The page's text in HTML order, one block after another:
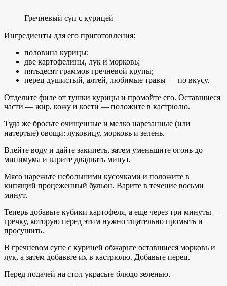
Гречневый суп с курицей
Ингредиенты для его приготовления:
половина курицы;
две картофелины, лук и морковь;
пятьдесят граммов гречневой крупы;
перец душистый, алтей, любимые травы — по вкусу.
Отделите филе от тушки курицы и промойте его. Оставшиеся
части — жир, кожу и кости — положите в кастрюлю.
Туда же бросьте очищенные и мелко нарезанные (или
натертые) овощи: луковицу, морковь и зелень.
Влейте воду и дайте закипеть, затем уменьшите огонь до
минимума и варите двадцать минут.
Мясо нарежьте небольшими кусочками и положите в
кипящий процеженный бульон. Варите в течение восьми
минут.
Теперь добавьте кубики картофеля, а еще через три минуты —
гречку, которую перед этим нужно тщательно промыть и
просушить.
В гречневом супе с курицей обжарьте оставшиеся морковь и
лук, а затем добавьте их в кастрюлю. Добавьте перец.
Перед подачей на стол украсьте блюдо зеленью.